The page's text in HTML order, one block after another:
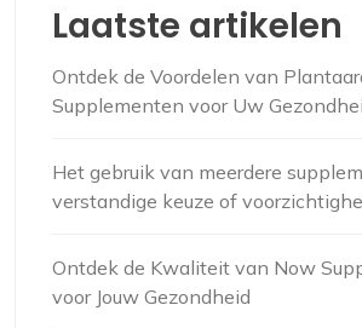
Laatste artikelen
Ontdek de Voordelen van
Supplementen voor Uw
Het gebruik van meerdere
verstandige keuze of
Ontdek de Kwaliteit van Now
voor Jouw Gezondheid